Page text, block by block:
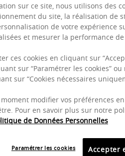
Puissant
Complexité
Epicé
sur ce site, nous utilisons des
du site, la réalisation de
de votre expérience
et mesurer la performance de
ces cookies en cliquant sur
sur “Paramétrer les cookies”
sur “Cookies nécessaires
modifier vos préférences
Pour en savoir plus sur notre
de Données Personnelles
Accepter
Paramétrer les cookies